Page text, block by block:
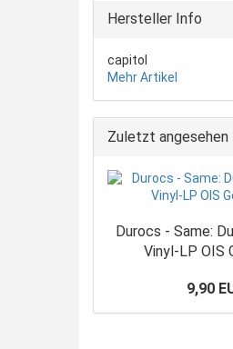
Hersteller Info
capitol
Mehr Artikel
Zuletzt angesehen
Durocs - Same:
Vinyl-LP OIS
9,90